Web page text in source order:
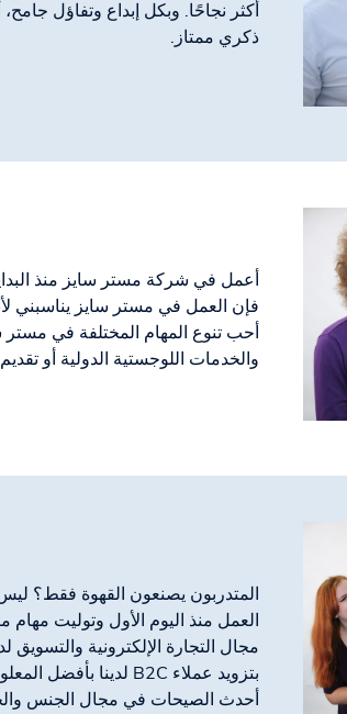
أكثر نجاحًا. وبكل إبداع وتفاؤل
ذكري ممتاز.
فإن العمل في مستر سايز يناسبني
أحب تنوع المهام المختلفة في مستر
والخدمات اللوجستية الدولية أو
المتدربون يصنعون القهوة فقط؟
العمل منذ اليوم الأول وتوليت مهام
مجال التجارة الإلكترونية
أحدث الصيحات في مجال الجنس